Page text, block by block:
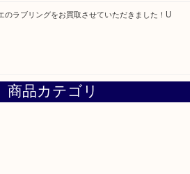
最近の投稿